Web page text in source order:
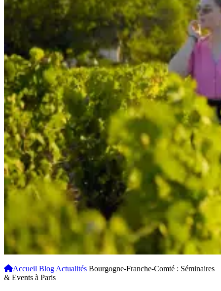
Accueil Blog Actualités Bourgogne-Franche-Comté : Séminaires
& Events à Paris